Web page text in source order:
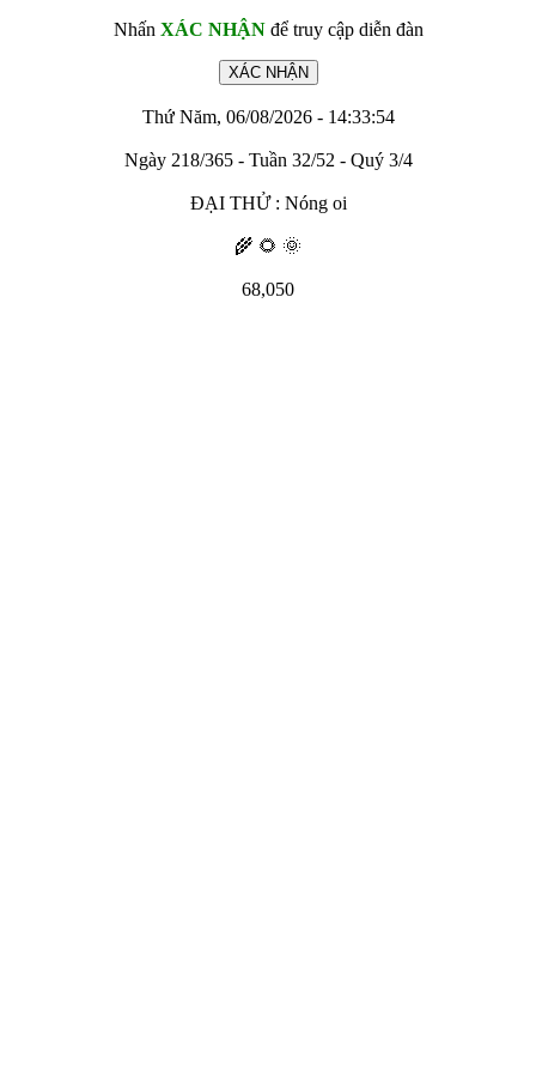
Nhấn XÁC NHẬNđể truy cập diễn đàn
Thứ Năm, 06/08/2026 - 14:33:54
Ngày 218/365 - Tuần 32/52 - Quý 3/4
ĐẠI THỬ : Nóng oi
🌾 🌻 🌞
68,050